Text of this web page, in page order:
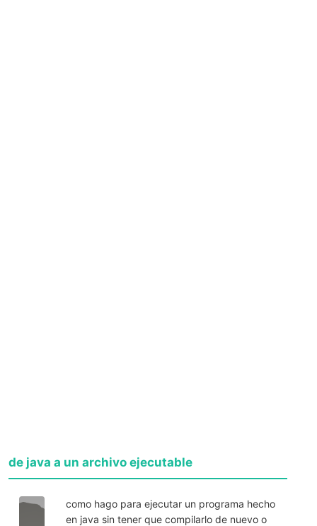
de java a un archivo ejecutable
como hago para ejecutar un programa hecho
en java sin tener que compilarlo de nuevo o